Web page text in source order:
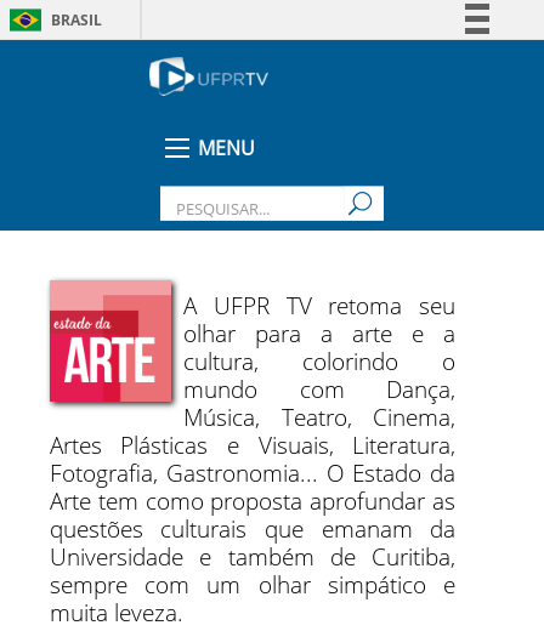
BRASIL
Legislação
MENU
A UFPR TV retoma seu
olhar para a arte e a
cultura, colorindo o
mundo com Dança,
Música, Teatro, Cinema,
Artes Plásticas e Visuais, Literatura,
Fotografia, Gastronomia... O Estado da
Arte tem como proposta aprofundar as
questões culturais que emanam da
Universidade e também de Curitiba,
sempre com um olhar simpático e
muita leveza.